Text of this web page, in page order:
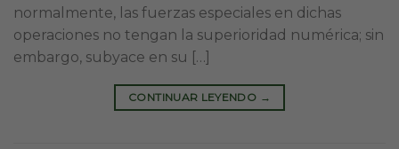
normalmente, las fuerzas especiales en dichas
operaciones no tengan la superioridad numérica; sin
embargo, subyace en su […]
CONTINUAR LEYENDO →